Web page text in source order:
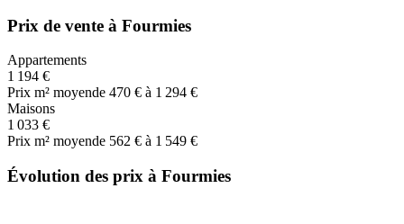
Prix de vente à Fourmies
Appartements
1 194 €
Prix m² moyende 470 € à 1 294 €
Maisons
1 033 €
Prix m² moyende 562 € à 1 549 €
Évolution des prix à Fourmies